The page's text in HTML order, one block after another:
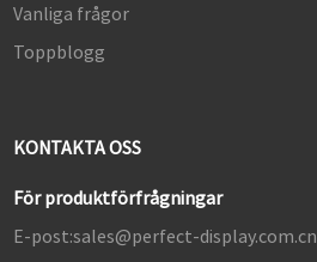
Vanliga frågor
Toppblogg
KONTAKTA OSS
För produktförfrågningar
E-post:sales@perfect-display.com.cn